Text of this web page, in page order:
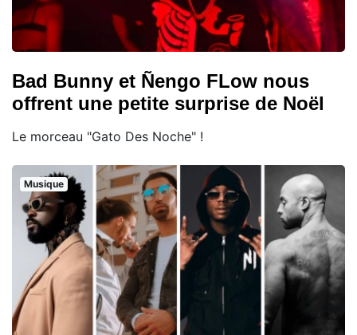
Bad Bunny et Ñengo FLow nous
offrent une petite surprise de Noël
Le morceau "Gato Des Noche" !
Musique